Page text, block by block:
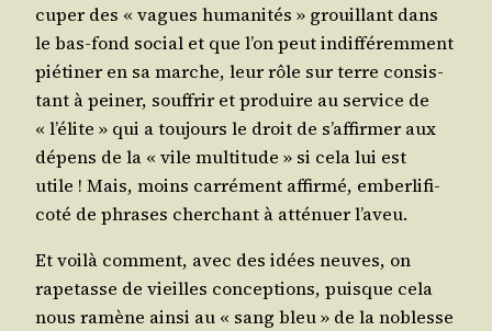
cu­per des « vagues huma­ni­tés » grouillant dans
le bas-fond social et que l’on peut indif­fé­rem­ment
pié­ti­ner en sa marche, leur rôle sur terre consis­
tant à pei­ner, souf­frir et pro­duire au ser­vice de
« l’é­lite » qui a tou­jours le droit de s’af­fir­mer aux
dépens de la « vile mul­ti­tude » si cela lui est
utile ! Mais, moins car­ré­ment affir­mé, ember­li­fi­
co­té de phrases cher­chant à atté­nuer l’aveu.
Et voi­là com­ment, avec des idées neuves, on
rape­tasse de vieilles concep­tions, puisque cela
nous ramène ain­si au « sang bleu » de la noblesse